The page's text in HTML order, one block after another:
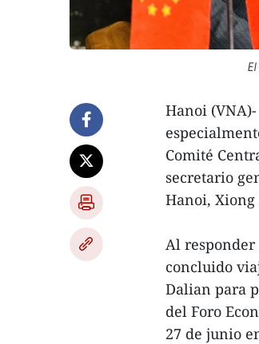
Hanoi
Comité
secretario
Hanoi, Xiong
Al
concluido
Dalian para
del Foro
27 de junio